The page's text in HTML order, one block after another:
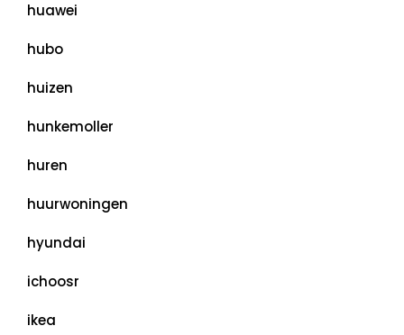
huawei
hubo
huizen
hunkemoller
huren
huurwoningen
hyundai
ichoosr
ikea